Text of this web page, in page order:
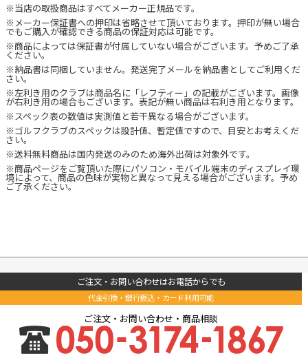
※当店の取扱商品はすべてメーカー正規品です。
※メーカー保証書への押印は省略させて頂いております。押印が無い場合
でもご購入が確認できる商品の保証対応は可能です。
※商品によっては保証書が付属していない場合がございます。予めご了承
ください。
※納品書は同梱していません。発送完了メールを納品書としてご利用くだ
さい。
※左利き用のクラブは商品名に「レフティー」の記載がございます。画像
が右利き用の場合もございます。表記が無い商品は右利き用となります。
※スペック表の数値は実測値と若干異なる場合がございます。
※ゴルフクラブのスペックは設計値、暫定値ですので、目安とお考えくだ
さい。
※送料無料商品は国内発送のみのため海外出荷は対象外です。
※商品ページをご覧頂いた際にパソコン・モバイル端末のディスプレイ環
境によって、商品の色味が実物と異なって見える場合がございます。予め
ご了承ください。
ご注文・お問い合わせはお電話からでも
代金引換・銀行振込・カード利用可能
ご注文・お問い合わせ・商品相談